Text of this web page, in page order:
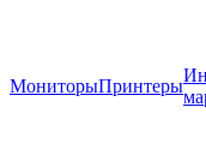
МониторыПринтеры